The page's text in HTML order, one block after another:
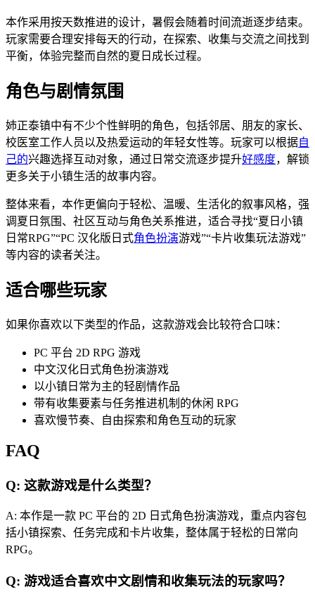
本作采用按天数推进的设计，暑假会随着时间流逝逐步结束。
玩家需要合理安排每天的行动，在探索、收集与交流之间找到
平衡，体验完整而自然的夏日成长过程。
角色与剧情氛围
姉正泰镇中有不少个性鲜明的角色，包括邻居、朋友的家长、
校医室工作人员以及热爱运动的年轻女性等。玩家可以根据自
己的兴趣选择互动对象，通过日常交流逐步提升好感度，解锁
更多关于小镇生活的故事内容。
整体来看，本作更偏向于轻松、温暖、生活化的叙事风格，强
调夏日氛围、社区互动与角色关系推进，适合寻找“夏日小镇
日常RPG”“PC 汉化版日式角色扮演游戏”“卡片收集玩法游戏”
等内容的读者关注。
适合哪些玩家
如果你喜欢以下类型的作品，这款游戏会比较符合口味：
PC 平台 2D RPG 游戏
中文汉化日式角色扮演游戏
以小镇日常为主的轻剧情作品
带有收集要素与任务推进机制的休闲 RPG
喜欢慢节奏、自由探索和角色互动的玩家
FAQ
Q: 这款游戏是什么类型？
A: 本作是一款 PC 平台的 2D 日式角色扮演游戏，重点内容包
括小镇探索、任务完成和卡片收集，整体属于轻松的日常向
RPG。
Q: 游戏适合喜欢中文剧情和收集玩法的玩家吗？